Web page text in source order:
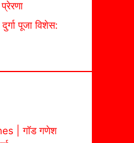
पूजा विशेस:
| गॉड गणेश